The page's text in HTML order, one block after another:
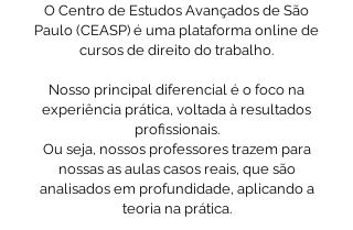
O Centro de Estudos Avançados de São
Paulo (CEASP) é uma plataforma online de
cursos de direito do trabalho.
Nosso principal diferencial é o foco na
experiência prática, voltada à resultados
profissionais.
Ou seja, nossos professores trazem para
nossas as aulas casos reais, que são
analisados em profundidade, aplicando a
teoria na prática.